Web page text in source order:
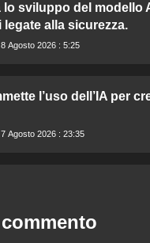
lo sviluppo del modello
alla sicurezza.
8 Agosto 2026 : 5:25
l’uso dell’IA per
7 Agosto 2026 : 23:35